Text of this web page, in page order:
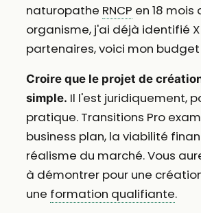
naturopathe RNCP en 18
organisme, j'ai déjà identifié
partenaires, voici mon budget
Croire que le projet de
simple. Il l'est juridiquement,
pratique. Transitions Pro
business plan, la viabilité
réalisme du marché. Vous
à démontrer pour une
une formation qualifiante.